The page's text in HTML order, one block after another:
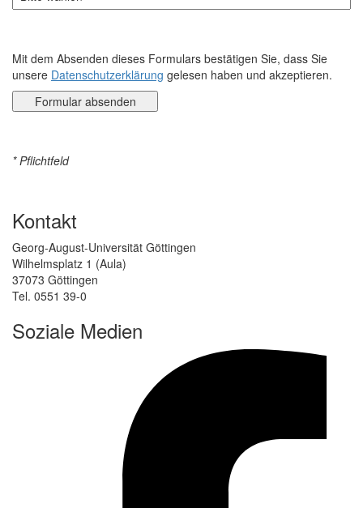
Mit dem Absenden dieses Formulars bestätigen Sie, dass Sie
unsere Datenschutzerklärung gelesen haben und akzeptieren.
* Pflichtfeld
Kontakt
Georg-August-Universität Göttingen
Wilhelmsplatz 1 (Aula)
37073 Göttingen
Tel. 0551 39-0
Soziale Medien